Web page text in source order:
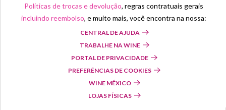
Políticas de trocas e devolução, regras contratuais gerais
incluindo reembolso, e muito mais, você encontra na nossa:
CENTRAL DE AJUDA
TRABALHE NA WINE
PORTAL DE PRIVACIDADE
PREFERÊNCIAS DE COOKIES
WINE MÉXICO
LOJAS FÍSICAS